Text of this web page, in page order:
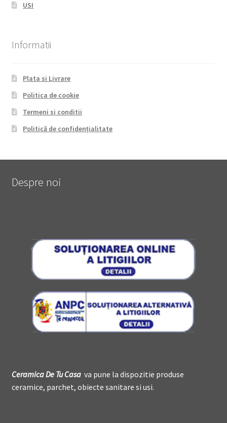
USI
Informatii
Plata si Livrare
Politica de cookie
Termeni si conditii
Politică de confidențialitate
Despre noi
Ceramica DeTu Casava pune la dispozitie produse
ceramice, parchet, obiecte sanitare si usi.